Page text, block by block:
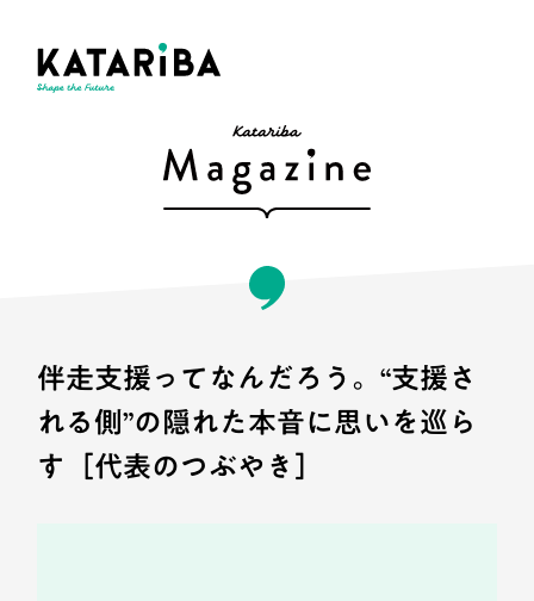
伴走支援ってなんだろう。“支援さ
れる側”の隠れた本音に思いを巡ら
す［代表のつぶやき］